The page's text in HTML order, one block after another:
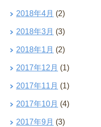
2018年4月 (2)
2018年3月 (3)
2018年1月 (2)
2017年12月 (1)
2017年11月 (1)
2017年10月 (4)
2017年9月 (3)